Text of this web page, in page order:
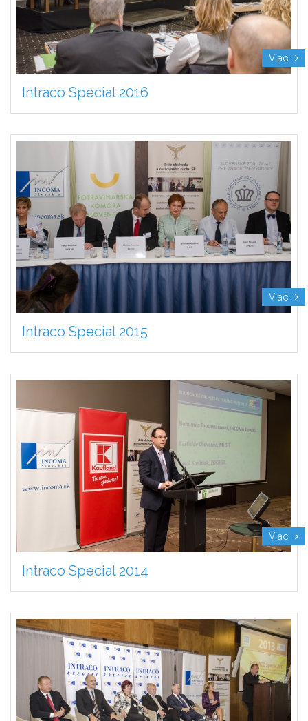
Viac
Intraco Special 2016
Viac
Intraco Special 2015
Viac
Intraco Special 2014